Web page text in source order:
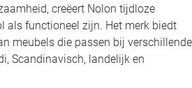
creëert Nolon tijdloze
als functioneel zijn. Het merk biedt
meubels die passen bij verschillende
Scandinavisch, landelijk en